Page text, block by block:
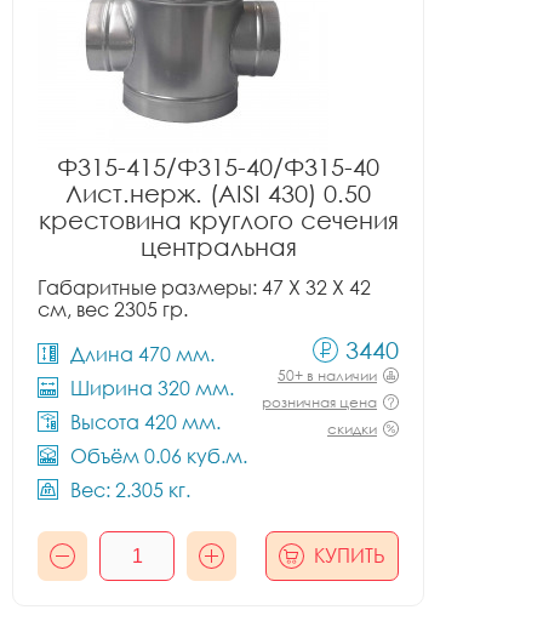
Ф315-415/Ф315-40/Ф315-40
Лист.нерж. (AISI 430) 0.50
крестовина круглого сечения
центральная
Габаритные размеры: 47 X 32 X 42
см, вес 2305 гр.
Длина 470 мм.
Ширина 320 мм.
Высота 420 мм.
Объём 0.06 куб.м.
Вес: 2.305 кг.
3440
50+ в наличии
розничная цена
скидки
КУПИТЬ